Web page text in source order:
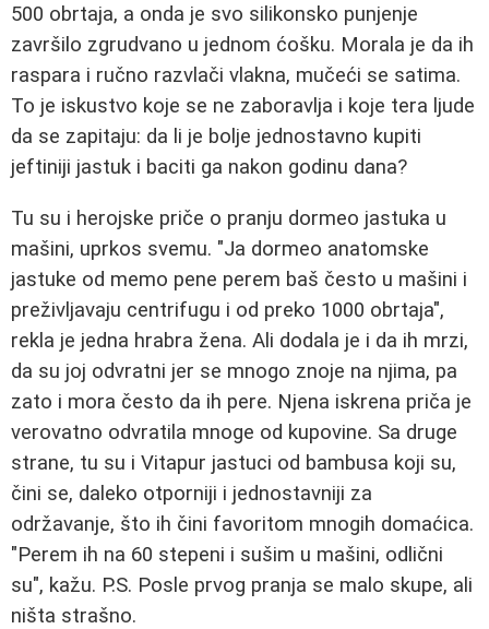
500 obrtaja, a onda je svo silikonsko punjenje
završilo zgrudvano u jednom ćošku. Morala je da ih
raspara i ručno razvlači vlakna, mučeći se satima.
To je iskustvo koje se ne zaboravlja i koje tera ljude
da se zapitaju: da li je bolje jednostavno kupiti
jeftiniji jastuk i baciti ga nakon godinu dana?
Tu su i herojske priče o pranju dormeo jastuka u
mašini, uprkos svemu. "Ja dormeo anatomske
jastuke od memo pene perem baš često u mašini i
preživljavaju centrifugu i od preko 1000 obrtaja",
rekla je jedna hrabra žena. Ali dodala je i da ih mrzi,
da su joj odvratni jer se mnogo znoje na njima, pa
zato i mora često da ih pere. Njena iskrena priča je
verovatno odvratila mnoge od kupovine. Sa druge
strane, tu su i Vitapur jastuci od bambusa koji su,
čini se, daleko otporniji i jednostavniji za
održavanje, što ih čini favoritom mnogih domaćica.
"Perem ih na 60 stepeni i sušim u mašini, odlični
su", kažu. P.S. Posle prvog pranja se malo skupe, ali
ništa strašno.